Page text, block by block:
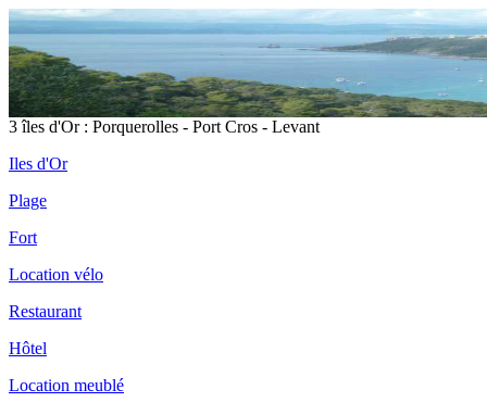
3 îles d'Or : Porquerolles - Port Cros - Levant
Iles d'Or
Plage
Fort
Location vélo
Restaurant
Hôtel
Location meublé